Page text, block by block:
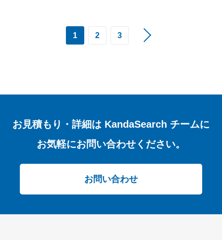
1 2 3
お見積もり・詳細は KandaSearch チームに
お気軽にお問い合わせください。
お問い合わせ